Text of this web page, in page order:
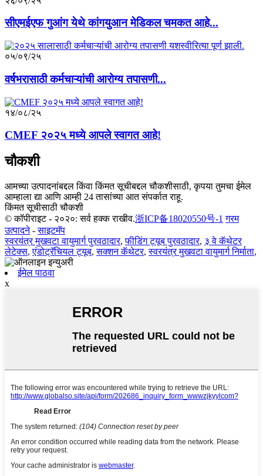
सीएमईएफ गुआंग येथे कांगयुआन मेडिकल चमकत आहे...
०५/०९/२५
वर्षभरासाठी कर्मचाऱ्यांची आरोग्य तपासणी...
१४/०८/२५
CMEF २०२५ मध्ये आपले स्वागत आहे!
चौकशी
आमच्या उत्पादनांबद्दल किंवा किंमत सूचीबद्दल चौकशीसाठी, कृपया तुमचा ईमेल
आम्हाला द्या आणि आम्ही 24 तासांच्या आत संपर्कात राहू.
किंमत सूचीसाठी चौकशी
© कॉपीराइट - २०२०: सर्व हक्क राखीव.浙ICP备18020550号-1 गरम
उत्पादने-साइटमॅप
स्वरयंत्र मुखवटा वायुमार्ग पुरवठादार,फीडिंग ट्यूब पुरवठादार, ३ वे कॅथेटर
लेटेक्स,एंडोट्रॅचियल ट्यूब,सक्शन कॅथेटर,स्वरयंत्र मुखवटा वायुमार्ग निर्माता,
ईमेल पाठवा
x